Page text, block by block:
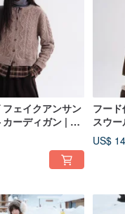
フェイクアンサン
ーディガン | ニ
Sora-2043
フー
スウ
物
US$